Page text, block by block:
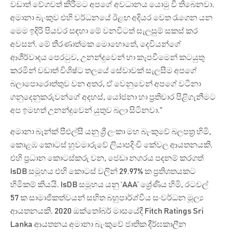
වඩාත් වේගවත් කිරීමට අපගේ අවධානය යොමු වී තිබෙනවා.
අමානා බැංකුව එහි වර්ධනයේ ඊළඟ අදියර වෙත රැගෙන යන
මෙම ඉදිරි පියවර සඳහා මේ වනවිටත් සැලසුම් සකස් කර
අවසන්. මේ තීරණාත්මක මොහොතේ, දෙවියන්ගේ
ආශීර්වාදය පෙරටුව, උනන්දුවෙන් හා කැපවීමෙන් කටයුතු
කරමින් වඩාත් විශිෂ්ට තලයේ සේවාවක් සැලසීම අපගේ
බලාපොරොත්තුව වන අතර, ඒ වෙනුවෙන් අපගේ වටිනා
ගනුදෙනුකරුවන්ගේ අදහස්, යෝජනා හා ප්‍රතිචාර පිළිගැනීමට
අප ඉමහත් උනන්දුවෙන් යුතුව බලා සිටිනවා.”
අමානා බෑන්ක් පීඑල්සී යනු ශ්‍රී ලංකා මහ බැංකුවේ බලපත්‍ර හිමි,
කොළඹ කොටස් හුවමාරුවේ ලියාපදිංචි කේවල ආයතනයකි.
එහි ප්‍රධාන කොටස්කරු වන, ජෙඩා නගරය පදනම් කරගත්
IsDB සමූහය එහි කොටස් වලින් 29.97% ක ප්‍රතිශතයකට
හිමිකම් කියයි. IsDB සමූහය යනු ‘AAA’ ශ්‍රේණිය හිමි, රටවල්
57 ක සාමාජිකත්වයන් සහිත බහුපාර්ශ්වීය සංවර්ධන මූල්‍ය
ආයතනයකි. 2020 ඔක්තෝබර් මාසයේදී Fitch Ratings Sri
Lanka ආයතනය අමානා බැංකුවේ ජාතික දීර්ඝකාලීන